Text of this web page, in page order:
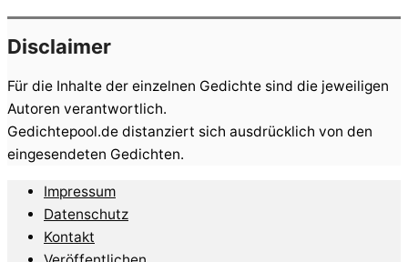
Disclaimer
Für die Inhalte der einzelnen Gedichte sind die jeweiligen
Autoren verantwortlich.
Gedichtepool.de distanziert sich ausdrücklich von den
eingesendeten Gedichten.
Impressum
Datenschutz
Kontakt